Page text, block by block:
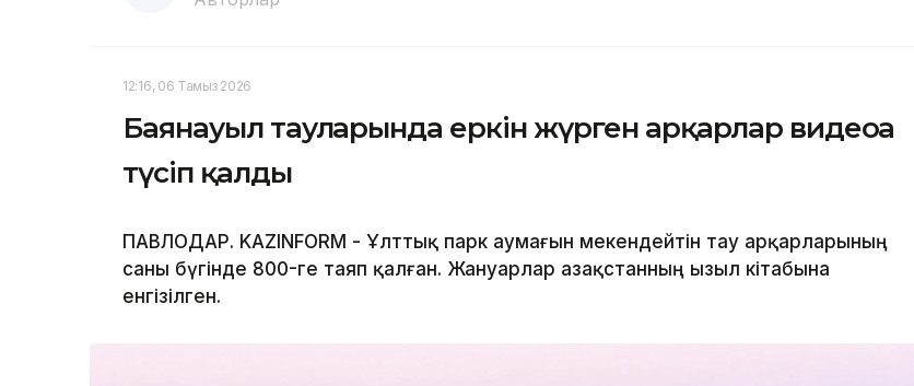
12:16, 06 Тамыз 2026
Баянауыл тауларында еркін жүрген арқарлар видеоға
түсіп қалды
ПАВЛОДАР. KAZINFORM - Ұлттық парк аумағын мекендейтін тау арқарларының
саны бүгінде 800-ге таяп қалған. Жануарлар Қазақстанның Қызыл кітабына
енгізілген.